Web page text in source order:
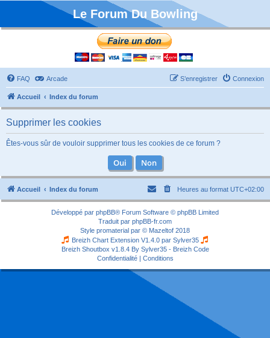
Le Forum Du Bowling
FAQ Arcade Connexion
S’enregistrer
Accueil Index du forum
Supprimer les cookies
Êtes-vous sûr de vouloir supprimer tous les cookies de ce forum ?
Accueil Index du forum Heures au format UTC+02:00
Développé par phpBB® Forum Software © phpBB Limited
Traduit par phpBB-fr.com
Style promaterial par © Mazeltof 2018
Breizh Chart Extension V1.4.0 par Sylver35
Breizh Shoutbox v1.8.4 By Sylver35 - Breizh Code
Confidentialité| Conditions